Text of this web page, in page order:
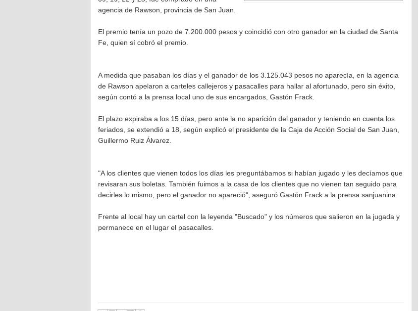
agencia de Rawson, provincia de San Juan.
El premio tenía un pozo de 7.200.000 pesos y coincidió con otro ganador en la ciudad de Santa
Fe, quien sí cobró el premio.
A medida que pasaban los días y el ganador de los 3.125.043 pesos no aparecía, en la agencia
de Rawson apelaron a carteles callejeros y pasacalles para hallar al afortunado, pero sin éxito,
según contó a la prensa local uno de sus encargados, Gastón Frack.
El plazo expiraba a los 15 días, pero ante la no aparición del ganador y teniendo en cuenta los
feriados, se extendió a 18, según explicó el presidente de la Caja de Acción Social de San Juan,
Guillermo Ruiz Álvarez.
"A los clientes que vienen todos los días les preguntábamos si habían jugado y les decíamos que
revisaran sus boletas. También fuimos a la casa de los clientes que no vienen tan seguido para
decirles lo mismo, pero el ganador no apareció", aseguró Gastón Frack a la prensa sanjuanina.
Frente al local hay un cartel con la leyenda "Buscado" y los números que salieron en la jugada y
permanece en el lugar el pasacalles.